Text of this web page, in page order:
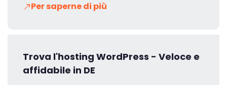
Per saperne di più
Trova l'hosting WordPress - Veloce e
affidabile in DE